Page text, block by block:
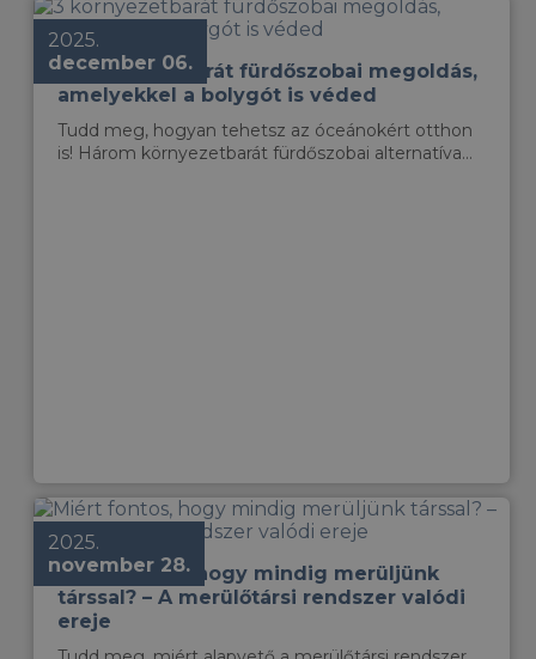
2025.
december 06.
3 környezetbarát fürdőszobai megoldás,
amelyekkel a bolygót is véded
Tudd meg, hogyan tehetsz az óceánokért otthon
is! Három környezetbarát fürdőszobai alternatíva...
2025.
november 28.
Miért fontos, hogy mindig merüljünk
társsal? – A merülőtársi rendszer valódi
ereje